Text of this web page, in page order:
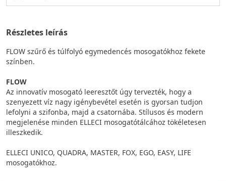
Részletes leírás
FLOW szűrő és túlfolyó egymedencés mosogatókhoz fekete
színben.
FLOW
Az innovatív mosogató leeresztőt úgy tervezték, hogy a
szenyezett víz nagy igénybevétel esetén is gyorsan tudjon
lefolyni a szifonba, majd a csatornába. Stílusos és modern
megjelenése minden ELLECI mosogatótálcához tökéletesen
illeszkedik.
ELLECI UNICO, QUADRA, MASTER, FOX, EGO, EASY, LIFE
mosogatókhoz.